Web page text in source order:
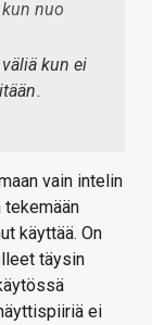
nuo
kun ei
.
vain intelin
käyttää. On
täysin
ei